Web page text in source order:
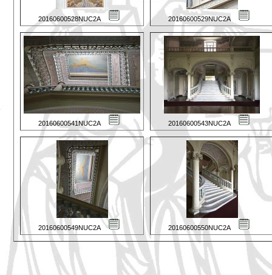
20160600528NUC2A 20160600529NUC2A
20160600541NUC2A 20160600543NUC2A
20160600549NUC2A 20160600550NUC2A